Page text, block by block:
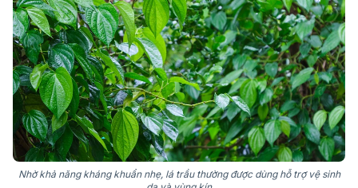
Nhờ khả năng kháng khuẩn nhẹ, lá trầu thường được dùng hỗ trợ vệ sinh